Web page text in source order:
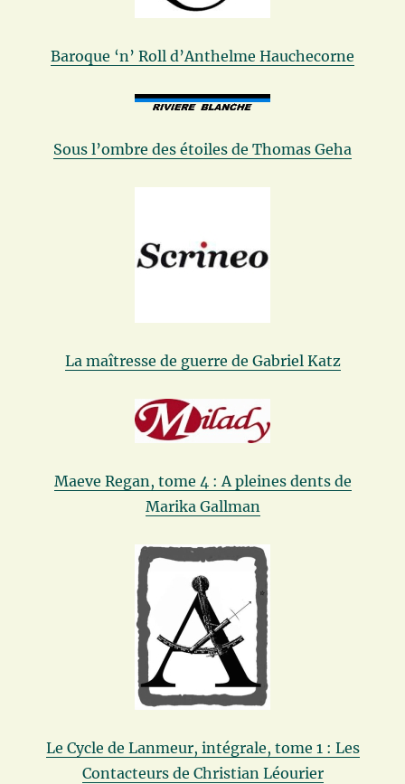
Baroque ‘n’ Roll d’Anthelme Hauchecorne
Sous l’ombre des étoiles de Thomas Geha
La maîtresse de guerre de Gabriel Katz
Maeve Regan, tome 4 : A pleines dents de
Marika Gallman
Le Cycle de Lanmeur, intégrale, tome 1 : Les
Contacteurs de Christian Léourier